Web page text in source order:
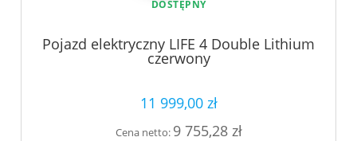
DOSTĘPNY
Pojazd elektryczny LIFE 4 Double Lithium
czerwony
11 999,00 zł
Cena netto: 9 755,28 zł